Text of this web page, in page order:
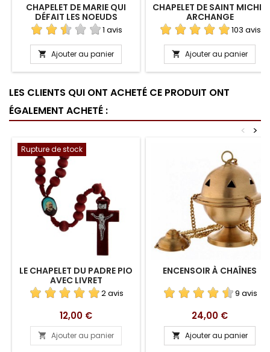
CHAPELET DE MARIE QUI
DÉFAIT LES NOEUDS
(SIMPLE)
1 avis
 Ajouter au panier
CHAPELET DE SAINT MICHEL
ARCHANGE
103 avis
 Ajouter au panier
LES CLIENTS QUI ONT ACHETÉ CE PRODUIT ONT
ÉGALEMENT ACHETÉ :
>
<
Rupture de stock
LE CHAPELET DU PADRE PIO
AVEC LIVRET
2 avis
Prix
12,00 €
 Ajouter au panier
ENCENSOIR À CHAÎNES
9 avis
Prix
24,00 €
 Ajouter au panier